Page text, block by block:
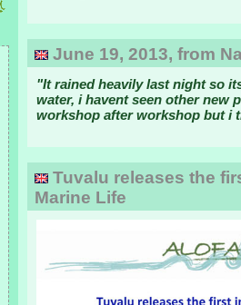
June 19, 2013, from
"It rained heavily last night so
water, i havent seen other new
workshop after workshop but i
Tuvalu releases the
Marine Life